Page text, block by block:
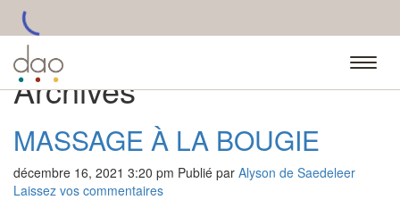
Archives
MASSAGE À LA BOUGIE
décembre 16, 2021 3:20 pm Publié par Alyson de Saedeleer
Laissez vos commentaires